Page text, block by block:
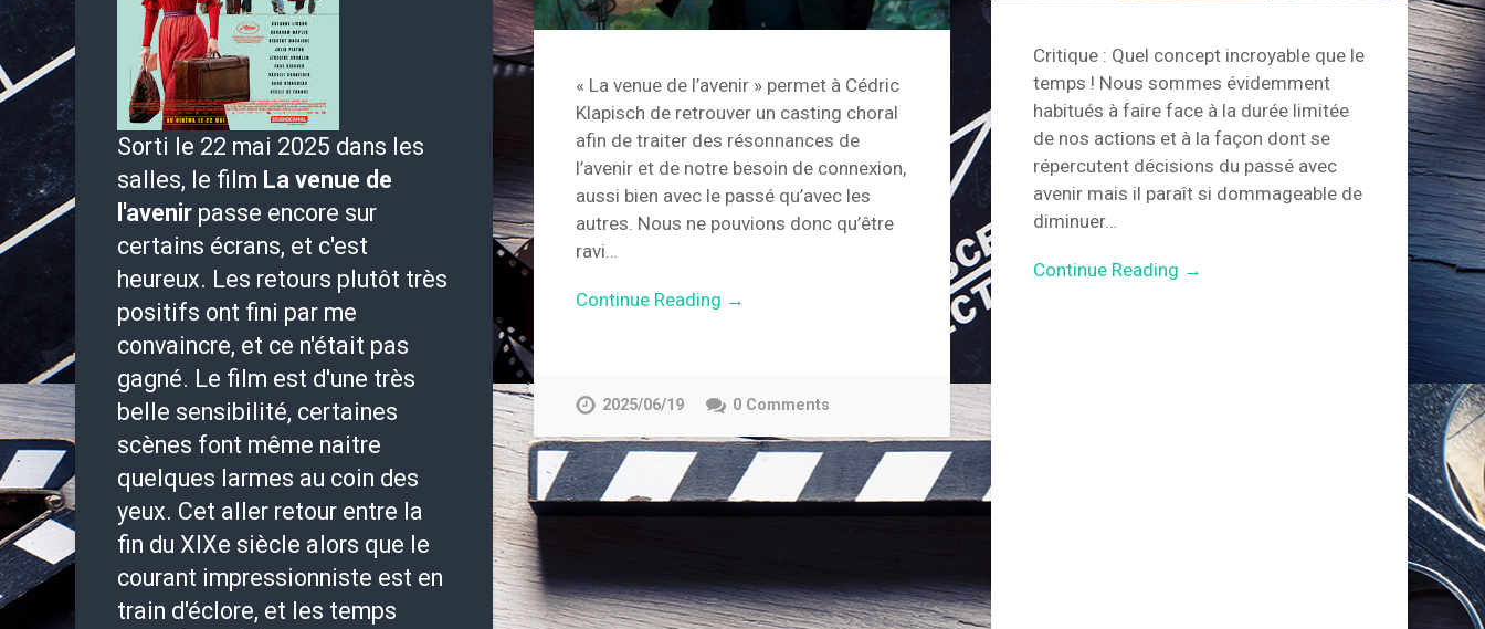
Sorti le 22 mai 2025 dans les
salles, le film La venue de
l'avenir passe encore sur
certains écrans, et c'est
heureux. Les retours plutôt très
positifs ont fini par me
convaincre, et ce n'était pas
gagné. Le film est d'une très
belle sensibilité, certaines
scènes font même naitre
quelques larmes au coin des
yeux. Cet aller retour entre la
fin du XIXe siècle alors que le
courant impressionniste est en
train d'éclore, et les temps
« La venue de l’avenir » permet à Cédric
Klapisch de retrouver un casting choral
afin de traiter des résonnances de
l’avenir et de notre besoin de connexion,
aussi bien avec le passé qu’avec les
autres. Nous ne pouvions donc qu’être
ravi…
Continue Reading →
2025/06/19 0 Comments
Critique : Quel concept incroyable que le
temps ! Nous sommes évidemment
habitués à faire face à la durée limitée
de nos actions et à la façon dont se
répercutent décisions du passé avec
avenir mais il paraît si dommageable de
diminuer…
Continue Reading →